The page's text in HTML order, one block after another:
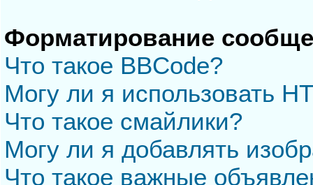
Форматирование
Что такое BBCode?
Могу ли я использовать
Что такое смайлики?
Могу ли я добавлять
Что такое важные